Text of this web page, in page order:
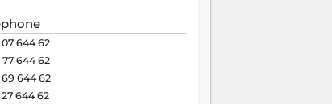
07 644 62
77 644 62
69 644 62
27 644 62